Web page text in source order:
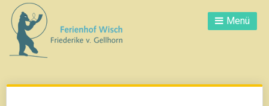
Direkt
zum
Inhalt
Menü